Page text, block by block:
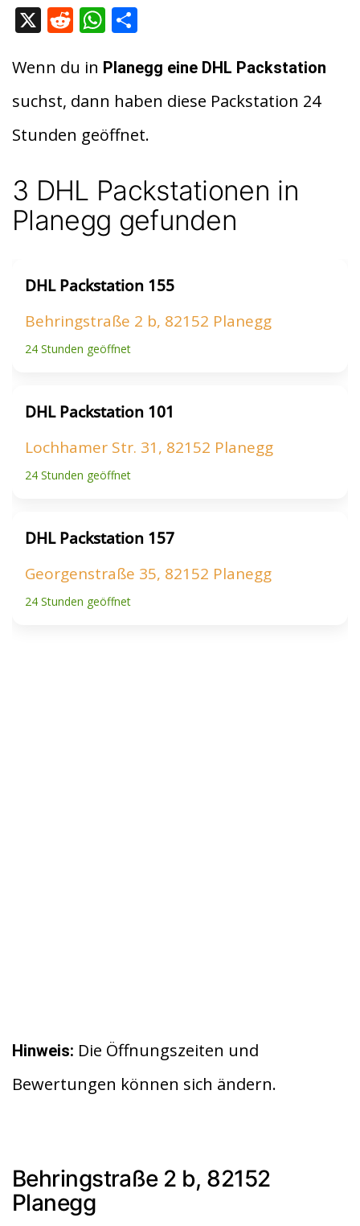
X R
d
di
t
W
at
s
A
p
p
le
n
Wenn du in Planegg eine DHL Packstation
suchst, dann haben diese Packstation 24
Stunden geöffnet.
3 DHL Packstationen in
Planegg gefunden
DHL Packstation 155
Behringstraße 2 b, 82152 Planegg
24 Stunden geöffnet
DHL Packstation 101
Lochhamer Str. 31, 82152 Planegg
24 Stunden geöffnet
DHL Packstation 157
Georgenstraße 35, 82152 Planegg
24 Stunden geöffnet
Hinweis: Die Öffnungszeiten und
Bewertungen können sich ändern.
Behringstraße 2 b, 82152
Planegg